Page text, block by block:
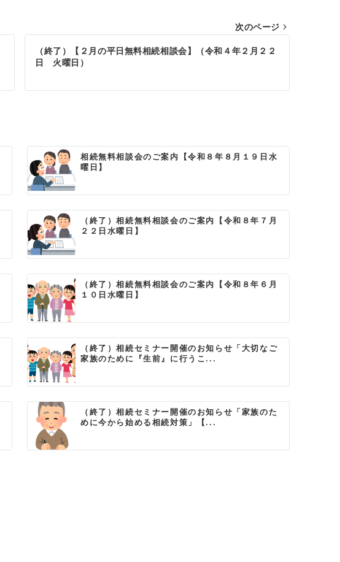
次のページ
（終了）【２月の平日無料相続相談会】（令和４年２月２２
日 火曜日）
相続無料相談会のご案内【令和８年８月１９日水
曜日】
（終了）相続無料相談会のご案内【令和８年７月
２２日水曜日】
（終了）相続無料相談会のご案内【令和８年６月
１０日水曜日】
（終了）相続セミナー開催のお知らせ「大切なご
家族のために『生前』に行うこ...
（終了）相続セミナー開催のお知らせ「家族のた
めに今から始める相続対策」【...